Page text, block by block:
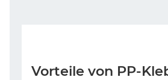
Vorteile von PP-